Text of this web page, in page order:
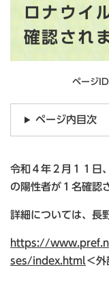
ロナウイ
確認され
ページ
ページ内目次
令和４年２月１１日
の陽性者が１名確認
詳細については、長
https://
ses/index.html＜外